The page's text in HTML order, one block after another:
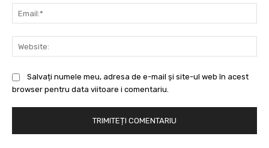
Salvați numele meu, adresa de e-mail și site-ul web în acest
browser pentru data viitoare i comentariu.